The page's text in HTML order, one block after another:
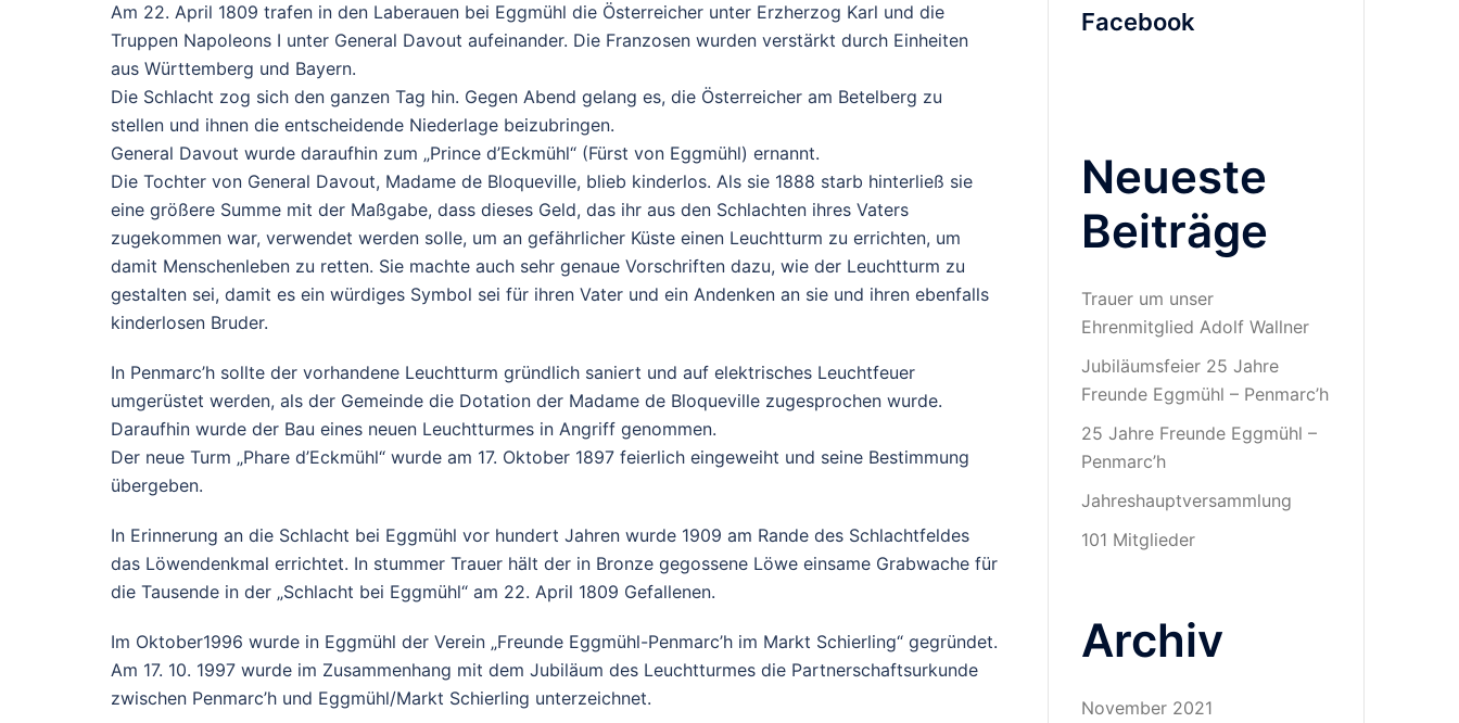
Am 22. April 1809 trafen in den Laberauen bei Eggmühl die Österreicher unter Erzherzog Karl und die
Truppen Napoleons I unter General Davout aufeinander. Die Franzosen wurden verstärkt durch Einheiten
aus Württemberg und Bayern.
Die Schlacht zog sich den ganzen Tag hin. Gegen Abend gelang es, die Österreicher am Betelberg zu
stellen und ihnen die entscheidende Niederlage beizubringen.
General Davout wurde daraufhin zum „Prince d’Eckmühl“ (Fürst von Eggmühl) ernannt.
Die Tochter von General Davout, Madame de Bloqueville, blieb kinderlos. Als sie 1888 starb hinterließ sie
eine größere Summe mit der Maßgabe, dass dieses Geld, das ihr aus den Schlachten ihres Vaters
zugekommen war, verwendet werden solle, um an gefährlicher Küste einen Leuchtturm zu errichten, um
damit Menschenleben zu retten. Sie machte auch sehr genaue Vorschriften dazu, wie der Leuchtturm zu
gestalten sei, damit es ein würdiges Symbol sei für ihren Vater und ein Andenken an sie und ihren ebenfalls
kinderlosen Bruder.
In Penmarc’h sollte der vorhandene Leuchtturm gründlich saniert und auf elektrisches Leuchtfeuer
umgerüstet werden, als der Gemeinde die Dotation der Madame de Bloqueville zugesprochen wurde.
Daraufhin wurde der Bau eines neuen Leuchtturmes in Angriff genommen.
Der neue Turm „Phare d’Eckmühl“ wurde am 17. Oktober 1897 feierlich eingeweiht und seine Bestimmung
übergeben.
In Erinnerung an die Schlacht bei Eggmühl vor hundert Jahren wurde 1909 am Rande des Schlachtfeldes
das Löwendenkmal errichtet. In stummer Trauer hält der in Bronze gegossene Löwe einsame Grabwache für
die Tausende in der „Schlacht bei Eggmühl“ am 22. April 1809 Gefallenen.
Im Oktober1996 wurde in Eggmühl der Verein „Freunde Eggmühl-Penmarc’h im Markt Schierling“ gegründet.
Am 17. 10. 1997 wurde im Zusammenhang mit dem Jubiläum des Leuchtturmes die Partnerschaftsurkunde
zwischen Penmarc’h und Eggmühl/Markt Schierling unterzeichnet.
Facebook
Neueste
Beiträge
Trauer um unser
Ehrenmitglied Adolf Wallner
Jubiläumsfeier 25 Jahre
Freunde Eggmühl – Penmarc’h
25 Jahre Freunde Eggmühl –
Penmarc’h
Jahreshauptversammlung
101 Mitglieder
Archiv
November 2021